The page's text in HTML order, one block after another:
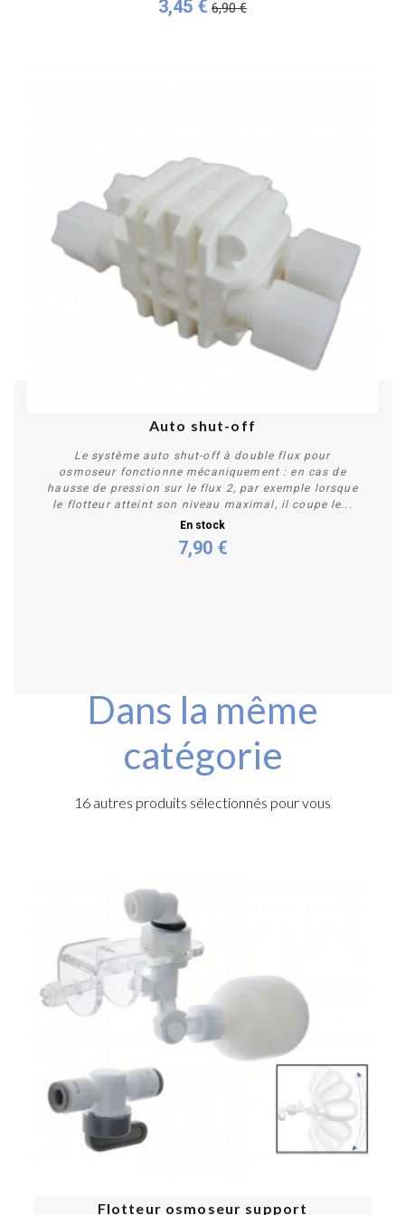
3,45 € 6,90 €
Auto shut-off
Le système auto shut-off à double flux pour
osmoseur fonctionne mécaniquement : en cas de
hausse de pression sur le flux 2, par exemple lorsque
le flotteur atteint son niveau maximal, il coupe le...
En stock
7,90 €
Dans la même
catégorie
16 autres produits sélectionnés pour vous
Flotteur osmoseur support